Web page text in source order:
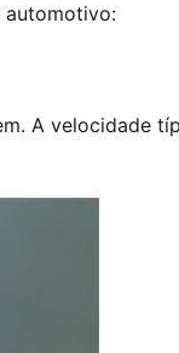
automotivo:
A velocidade